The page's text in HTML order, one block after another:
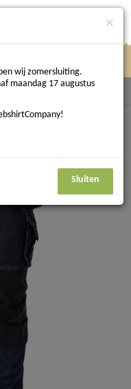
×
wij zomersluiting.
maandag 17 augustus
Sluiten